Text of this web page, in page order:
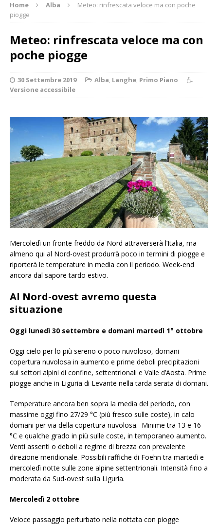
Home Alba
Meteo: rinfrescata veloce ma con poche
piogge
Meteo: rinfrescata veloce ma con
poche piogge
30 Settembre 2019 Alba, Langhe, Primo Piano
Versione accessibile
Mercoledì un fronte freddo da Nord attraverserà l’Italia, ma
almeno qui al Nord-ovest produrrà poco in termini di piogge e
riporterà le temperature in media con il periodo. Week-end
ancora dal sapore tardo estivo.
Al Nord-ovest avremo questa
situazione
Oggi lunedì 30 settembre e domani martedì 1° ottobre
Oggi cielo per lo più sereno o poco nuvoloso, domani
copertura nuvolosa in aumento e prime deboli precipitazioni
sui settori alpini di confine, settentrionali e Valle d’Aosta. Prime
piogge anche in Liguria di Levante nella tarda serata di domani.
Temperature ancora ben sopra la media del periodo, con
massime oggi fino 27/29 °C (più fresco sulle coste), in calo
domani per via della copertura nuvolosa. Minime tra 13 e 16
°C e qualche grado in più sulle coste, in temporaneo aumento.
Venti assenti o deboli a regime di brezza con prevalente
direzione meridionale. Possibili raffiche di Foehn tra martedì e
mercoledì notte sulle zone alpine settentrionali. Intensità fino a
moderata da Sud-ovest sulla Liguria.
Mercoledì 2 ottobre
Veloce passaggio perturbato nella nottata con piogge